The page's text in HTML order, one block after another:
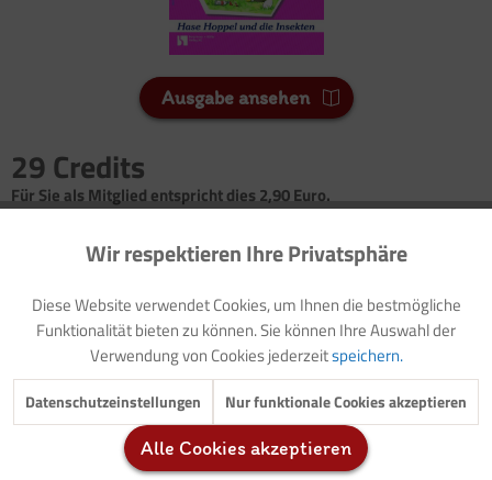
Ausgabe ansehen
29 Credits
Für Sie als Mitglied entspricht dies 2,90 Euro.
Seitenanzahl
Vorwort: Dimensionen und Erfahrungsfeld: Frühlingszeit -
Vorlage: Elternbrief
Kreativangebot: Frühlingswiese
Naturerfahrung: Engerling
Kreativangebot: Maikäfer
Funktionale Aktiv
Marketing Inaktiv
Tracking Inaktiv
Inaktiv
Wir respektieren Ihre Privatsphäre
Diese Website verwendet Cookies, um Ihnen die bestmögliche
Funktionalität bieten zu können. Sie können Ihre Auswahl der
Verwendung von Cookies jederzeitspeichern.
Datenschutzeinstellungen Nur funktionale Cookies akzeptieren
Alle Cookies akzeptieren